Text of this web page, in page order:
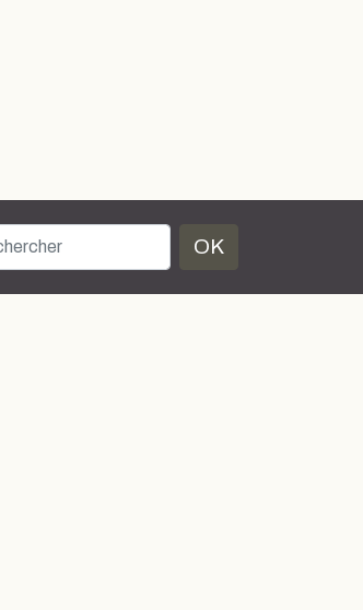
OK